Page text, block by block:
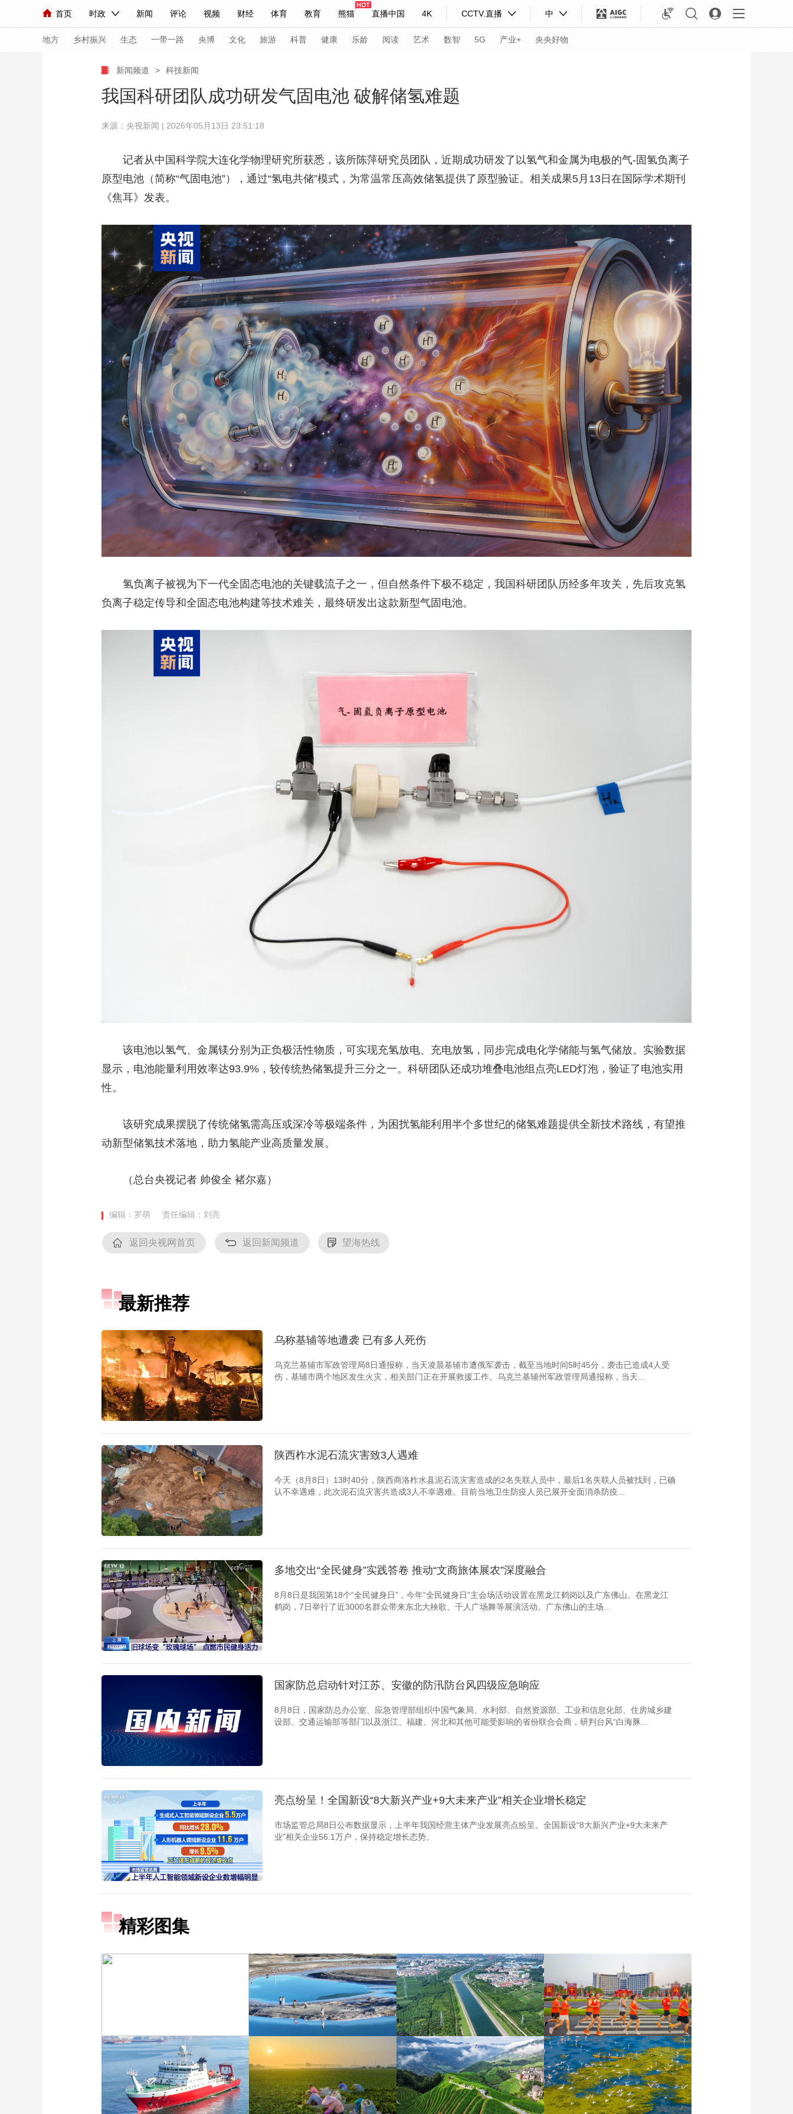
首页 时政 新闻 评论 视频 财经 体育 教育 熊猫 直播中国 4K CCTV.直播 中
人民领袖习近平 联播+ 中国领导人 央视快评 习式妙语 热解读 天天学习
直播 栏目大全 节目单 听音 微视频 主持人 下载央视影音
海外频道 iPanda English Монгол
地方 乡村振兴 生态 一带一路 央博 文化 旅游 科普 健康 乐龄 阅读 艺术 数智 5G 产业+ 央央好物
联播+ 热解读 天天学习 习式妙语 央视快评 央视网评 光华锐评 锋面
小央视频 小央直播 直播中国 熊猫频道 VR/AR 4K专区 全景新闻
前线 比划 快看
直播 竞猜 2026年世界杯 2026年冬奥会 CBA NBA 中超 国足 国际足球 网球 综合体育 亚冬会
CCTV奥林匹克频道 生活体育大会 体育江湖 文化体育 冰雪道路 足球道路
教育 乡村振兴 生态环境 一带一路 央博 非遗 文化 旅游 科普 健康 乐龄 阅读 艺术 汽车 5G 产业+
大国展会 大国保险 云顶对话 云起 超级工厂 智敬中国 全民健康 颜选攻略 海洋 时尚 天气 才艺 网展 央央好物
CCTV.节目官网 直播 节目单 栏目 片库 热播榜 总台企业白名单
新闻频道 > 科技新闻
我国科研团队成功研发气固电池 破解储氢难题
来源： 央视新闻 | 2026年05月13日 23:51:18
记者从中国科学院大连化学物理研究所获悉，该所陈萍研究员团队，近期成功研发了以氢气和金属为电极的气-固氢负离子
原型电池（简称“气固电池”），通过“氢电共储”模式，为常温常压高效储氢提供了原型验证。相关成果5月13日在国际学术期刊
《焦耳》发表。
氢负离子被视为下一代全固态电池的关键载流子之一，但自然条件下极不稳定，我国科研团队历经多年攻关，先后攻克氢
负离子稳定传导和全固态电池构建等技术难关，最终研发出这款新型气固电池。
该电池以氢气、金属镁分别为正负极活性物质，可实现充氢放电、充电放氢，同步完成电化学储能与氢气储放。实验数据
显示，电池能量利用效率达93.9%，较传统热储氢提升三分之一。科研团队还成功堆叠电池组点亮LED灯泡，验证了电池实用
性。
该研究成果摆脱了传统储氢需高压或深冷等极端条件，为困扰氢能利用半个多世纪的储氢难题提供全新技术路线，有望推
动新型储氢技术落地，助力氢能产业高质量发展。
（总台央视记者 帅俊全 褚尔嘉）
编辑：罗萌 责任编辑：刘亮
返回央视网首页 返回新闻频道 望海热线
最新推荐
乌称基辅等地遭袭 已有多人死伤
乌克兰基辅市军政管理局8日通报称，当天凌晨基辅市遭俄军袭击，截至当地时间5时45分，袭击已造成4人受
伤，基辅市两个地区发生火灾，相关部门正在开展救援工作。乌克兰基辅州军政管理局通报称，当天...
陕西柞水泥石流灾害致3人遇难
今天（8月8日）13时40分，陕西商洛柞水县泥石流灾害造成的2名失联人员中，最后1名失联人员被找到，已确
认不幸遇难，此次泥石流灾害共造成3人不幸遇难。目前当地卫生防疫人员已展开全面消杀防疫...
多地交出“全民健身”实践答卷 推动“文商旅体展农”深度融合
8月8日是我国第18个“全民健身日”，今年“全民健身日”主会场活动设置在黑龙江鹤岗以及广东佛山。在黑龙江
鹤岗，7日举行了近3000名群众带来东北大秧歌、千人广场舞等展演活动。广东佛山的主场...
国家防总启动针对江苏、安徽的防汛防台风四级应急响应
8月8日，国家防总办公室、应急管理部组织中国气象局、水利部、自然资源部、工业和信息化部、住房城乡建
设部、交通运输部等部门以及浙江、福建、河北和其他可能受影响的省份联合会商，研判台风“白海豚...
亮点纷呈！全国新设“8大新兴产业+9大未来产业”相关企业增长稳定
市场监管总局8日公布数据显示，上半年我国经营主体产业发展亮点纷呈。全国新设“8大新兴产业+9大未来产
业”相关企业56.1万户，保持稳定增长态势。
精彩图集
“大地指纹”奏响夏夜文旅
乐章
青海大柴旦翡翠湖晶莹剔
透
南水北调中线工程调水突
破800亿立方米
各地民众多彩方式迎全民
健身日